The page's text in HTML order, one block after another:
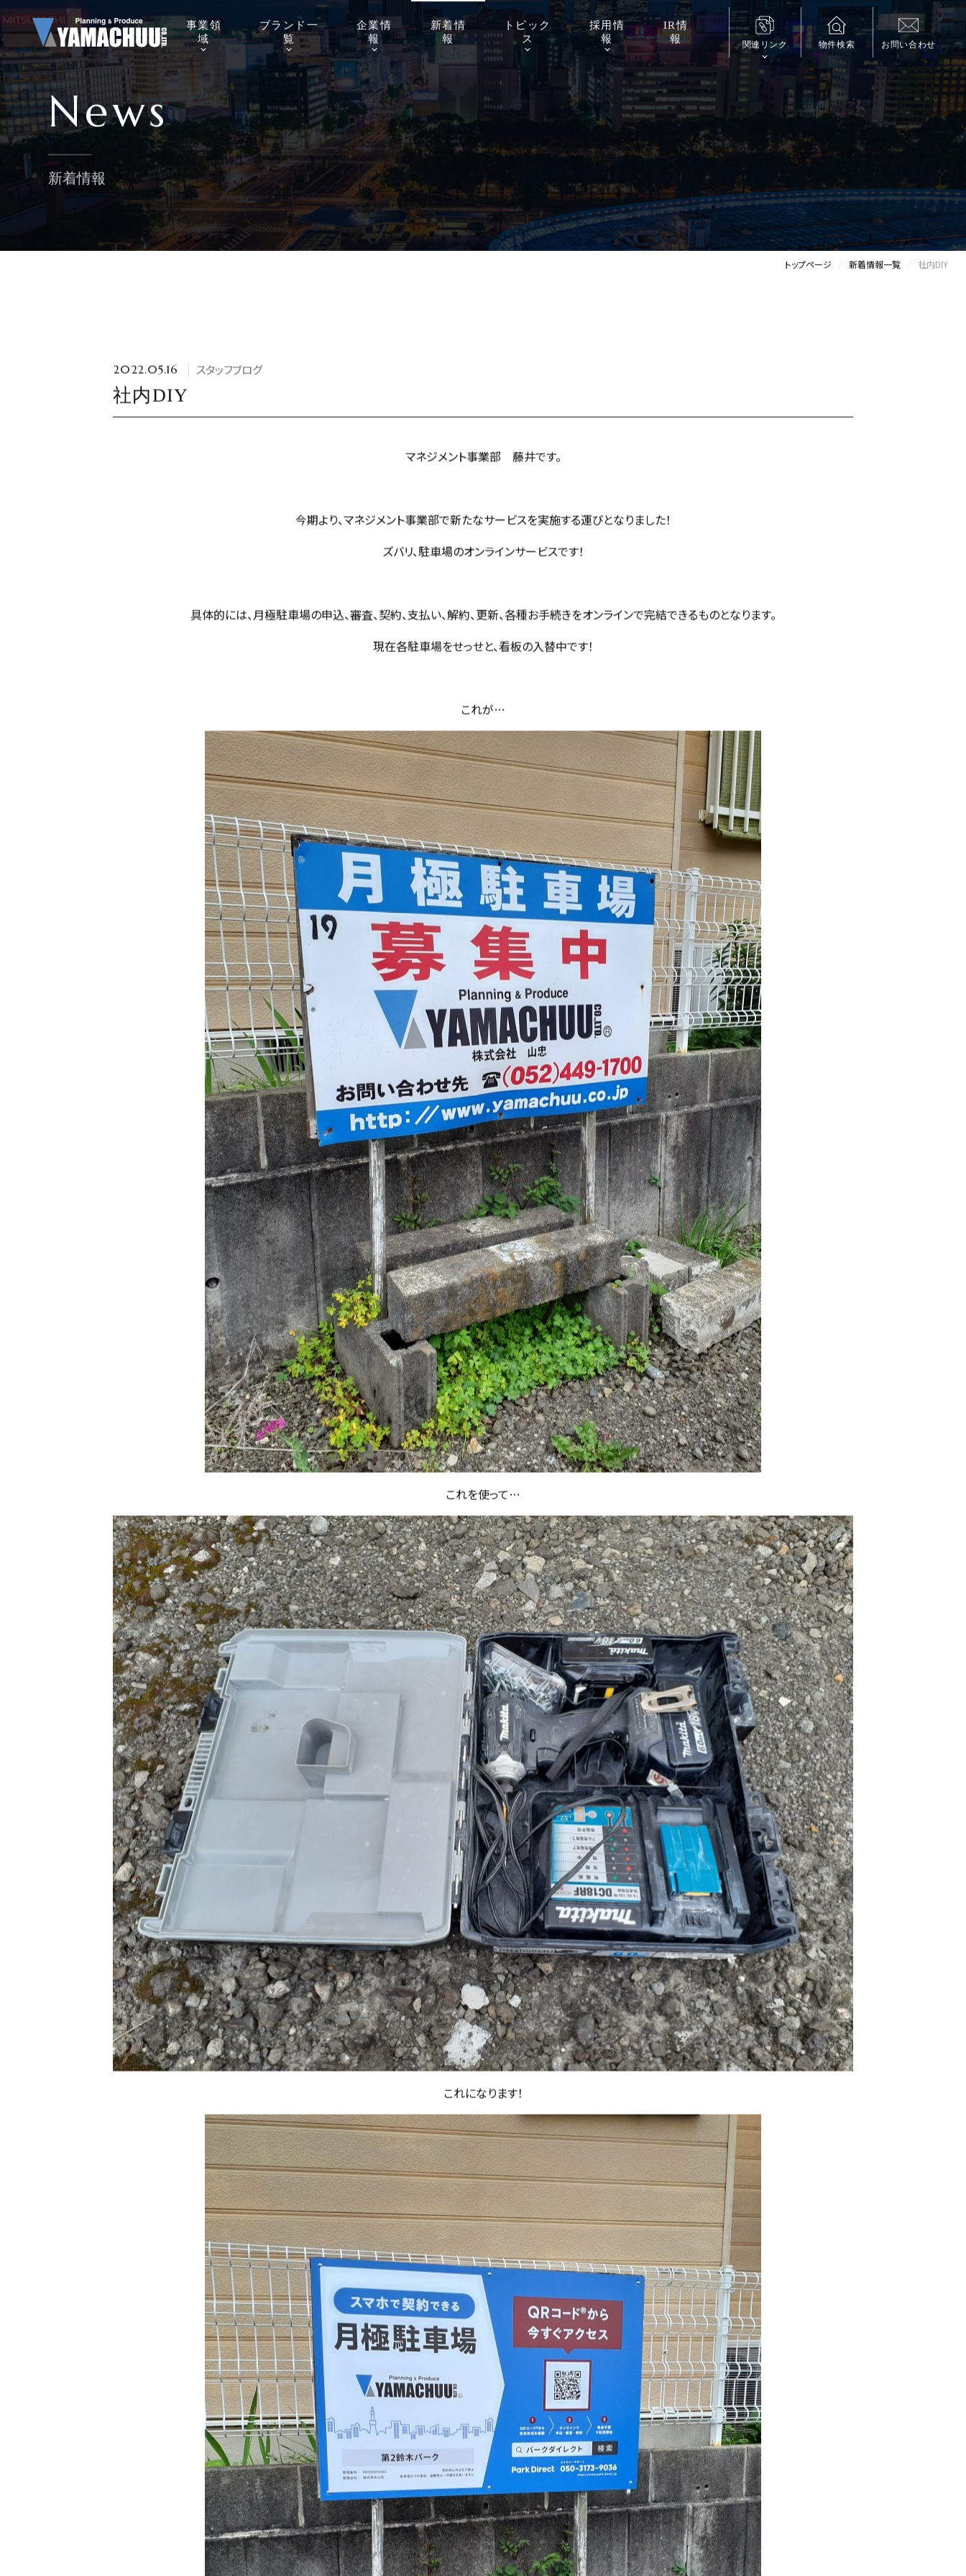
事業領
域
ブランド 一
覧
企業情
報
新着情
報
トピッ ク
ス
採用情
報
IR情
報
関連リンク 物件検索 お問い合わせ
News
新着情報
トップページ 新着情報一覧 社内DIY
2022.05.16 スタッフブログ
社内DIY
マネジメント事業部 藤井です。
今期より、マネジメント事業部で新たなサービスを実施する運びとなりました！
ズバリ、駐車場のオンラインサービスです！
具体的には、月極駐車場の申込、審査、契約、支払い、解約、更新、各種お手続きをオンラインで完結できるものとなります。
現在各駐車場をせっせと、看板の入替中です！
これが…
これを使って…
これになります！